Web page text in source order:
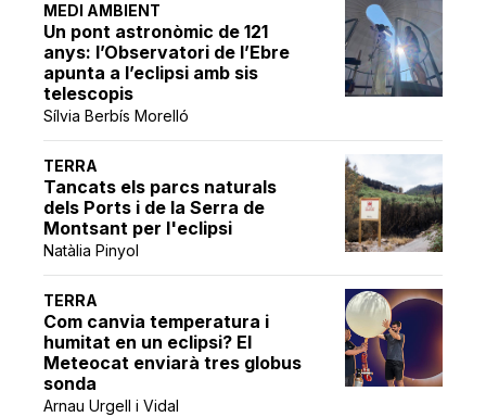
MEDI AMBIENT
Un pont astronòmic de 121
anys: l’Observatori de l’Ebre
apunta a l’eclipsi amb sis
telescopis
Sílvia Berbís Morelló
TERRA
Tancats els parcs naturals
dels Ports i de la Serra de
Montsant per l'eclipsi
Natàlia Pinyol
TERRA
Com canvia temperatura i
humitat en un eclipsi? El
Meteocat enviarà tres globus
sonda
Arnau Urgell i Vidal